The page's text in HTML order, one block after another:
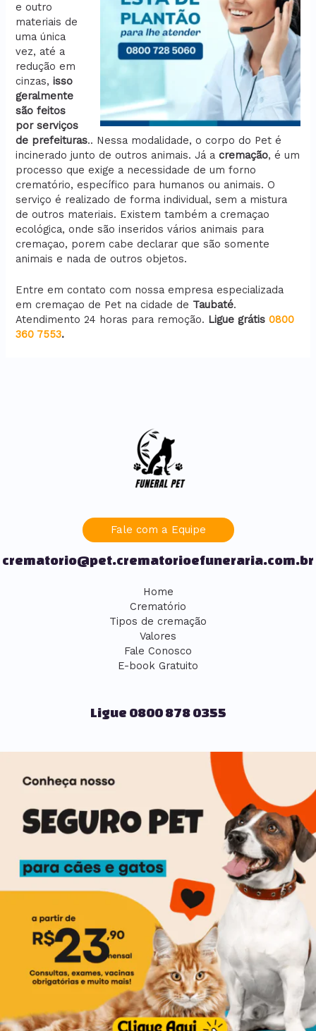
e outro
materiais de
uma única
vez, até a
redução em
cinzas,isso
geralmente
são feitos
por serviços
de prefeituras.. Nessa modalidade, o corpo do Pet é
incinerado junto de outros animais. Já acremação, é um
processo que exige a necessidade de um forno
crematório, específico para humanos ou animais. O
serviço é realizado de forma individual, sem a mistura
de outros materiais. Existem também a cremaçao
ecológica, onde são inseridos vários animais para
cremaçao, porem cabe declarar que são somente
animais e nada de outros objetos.
Entre em contato com nossa empresa especializada
em cremaçao de Pet na cidade de Taubaté.
Atendimento 24 horas para remoção. Ligue grátis0800
360 7553.
Fale com a Equipe
crematorio@pet.crematorioefuneraria.com.br
Home
Crematório
Tipos de cremação
Valores
Fale Conosco
E-book Gratuito
Ligue 0800 878 0355